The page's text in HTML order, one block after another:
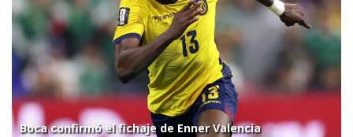
Boca confirmó el fichaje de Enner Valencia